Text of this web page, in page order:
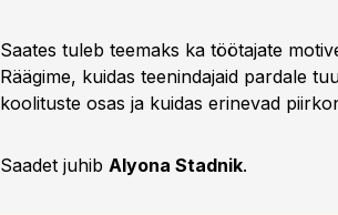
Saates tuleb teemaks ka töötajate
Räägime, kuidas teenindajaid pardale
koolituste osas ja kuidas erinevad
Saadet juhib Alyona Stadnik.